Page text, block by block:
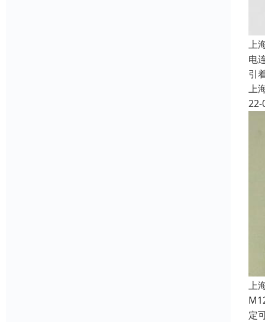
上
电
引
上
22-
上
定